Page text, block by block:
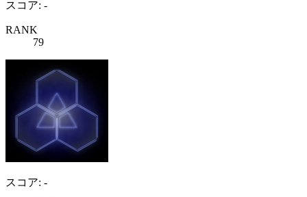
スコア: -
RANK
79
スコア: -